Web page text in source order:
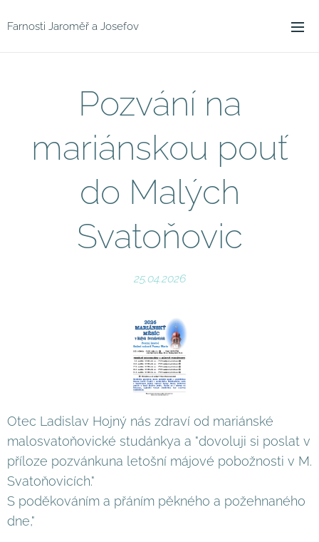
Farnosti Jaroměř a Josefov
Pozvání na
mariánskou pouť
do Malých
Svatoňovic
25.04.2026
Otec Ladislav Hojný nás zdraví od mariánské
malosvatoňovické studánkya a "dovoluji si poslat v
příloze pozvánkuna letošní májové pobožnosti v M.
Svatoňovicích."
S poděkováním a přáním pěkného a požehnaného
dne,"